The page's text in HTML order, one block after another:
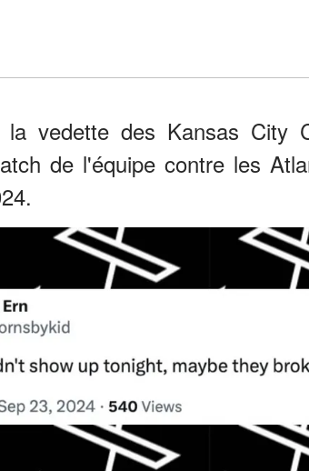
la vedette des Kansas City
de l'équipe contre les